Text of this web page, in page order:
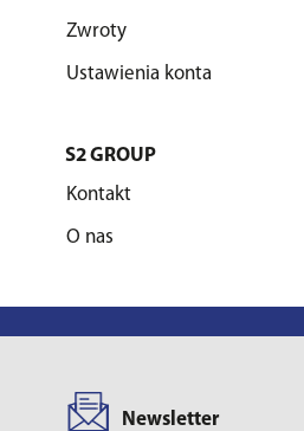
Zwroty
Ustawienia konta
S2 GROUP
Kontakt
O nas
Newsletter